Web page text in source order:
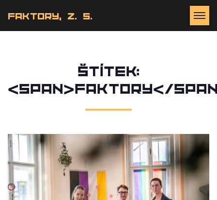
Faktory, z. s.
Štítek:
<span>Faktory</